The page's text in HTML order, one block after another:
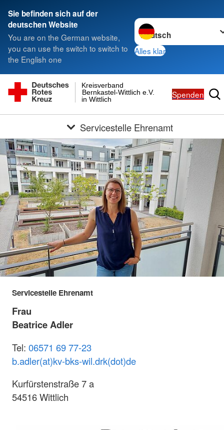
Sie befinden sich auf der
deutschen Website
You are on the German website,
you can use the switch to switch to
the English one
Sprache wechseln zu
Alles klar
in Wittlich
Bernkastel-Wittlich e.V.
Kreisverband
Spenden
Servicestelle Ehrenamt
Servicestelle Ehrenamt
Frau
Beatrice Adler
Tel: 06571 69 77-23
b.adler(at)kv-bks-wil.drk(dot)de
Kurfürstenstraße 7 a
54516 Wittlich